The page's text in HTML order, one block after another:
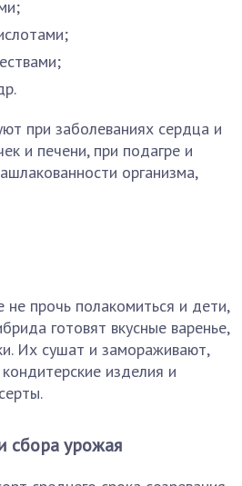
при заболеваниях сердца и
и печени, при подагре и
организма,
прочь полакомиться и дети,
готовят вкусные варенье,
Их сушат и замораживают,
изделия и
сбора урожая